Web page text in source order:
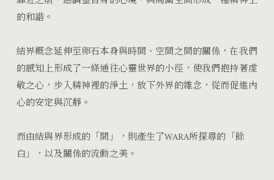
的和諧。
結界概念延伸至卵石本身與時間、空間之間的關係，在我們
的感知上形成了一條通往心靈世界的小徑，使我們抱持著虔
敬之心，步入精神裡的淨土，放下外界的雜念，從而促進內
心的安定與沉靜。
而由結與界形成的「間」，則產生了WARA所探尋的「餘
白」，以及關係的流動之美。